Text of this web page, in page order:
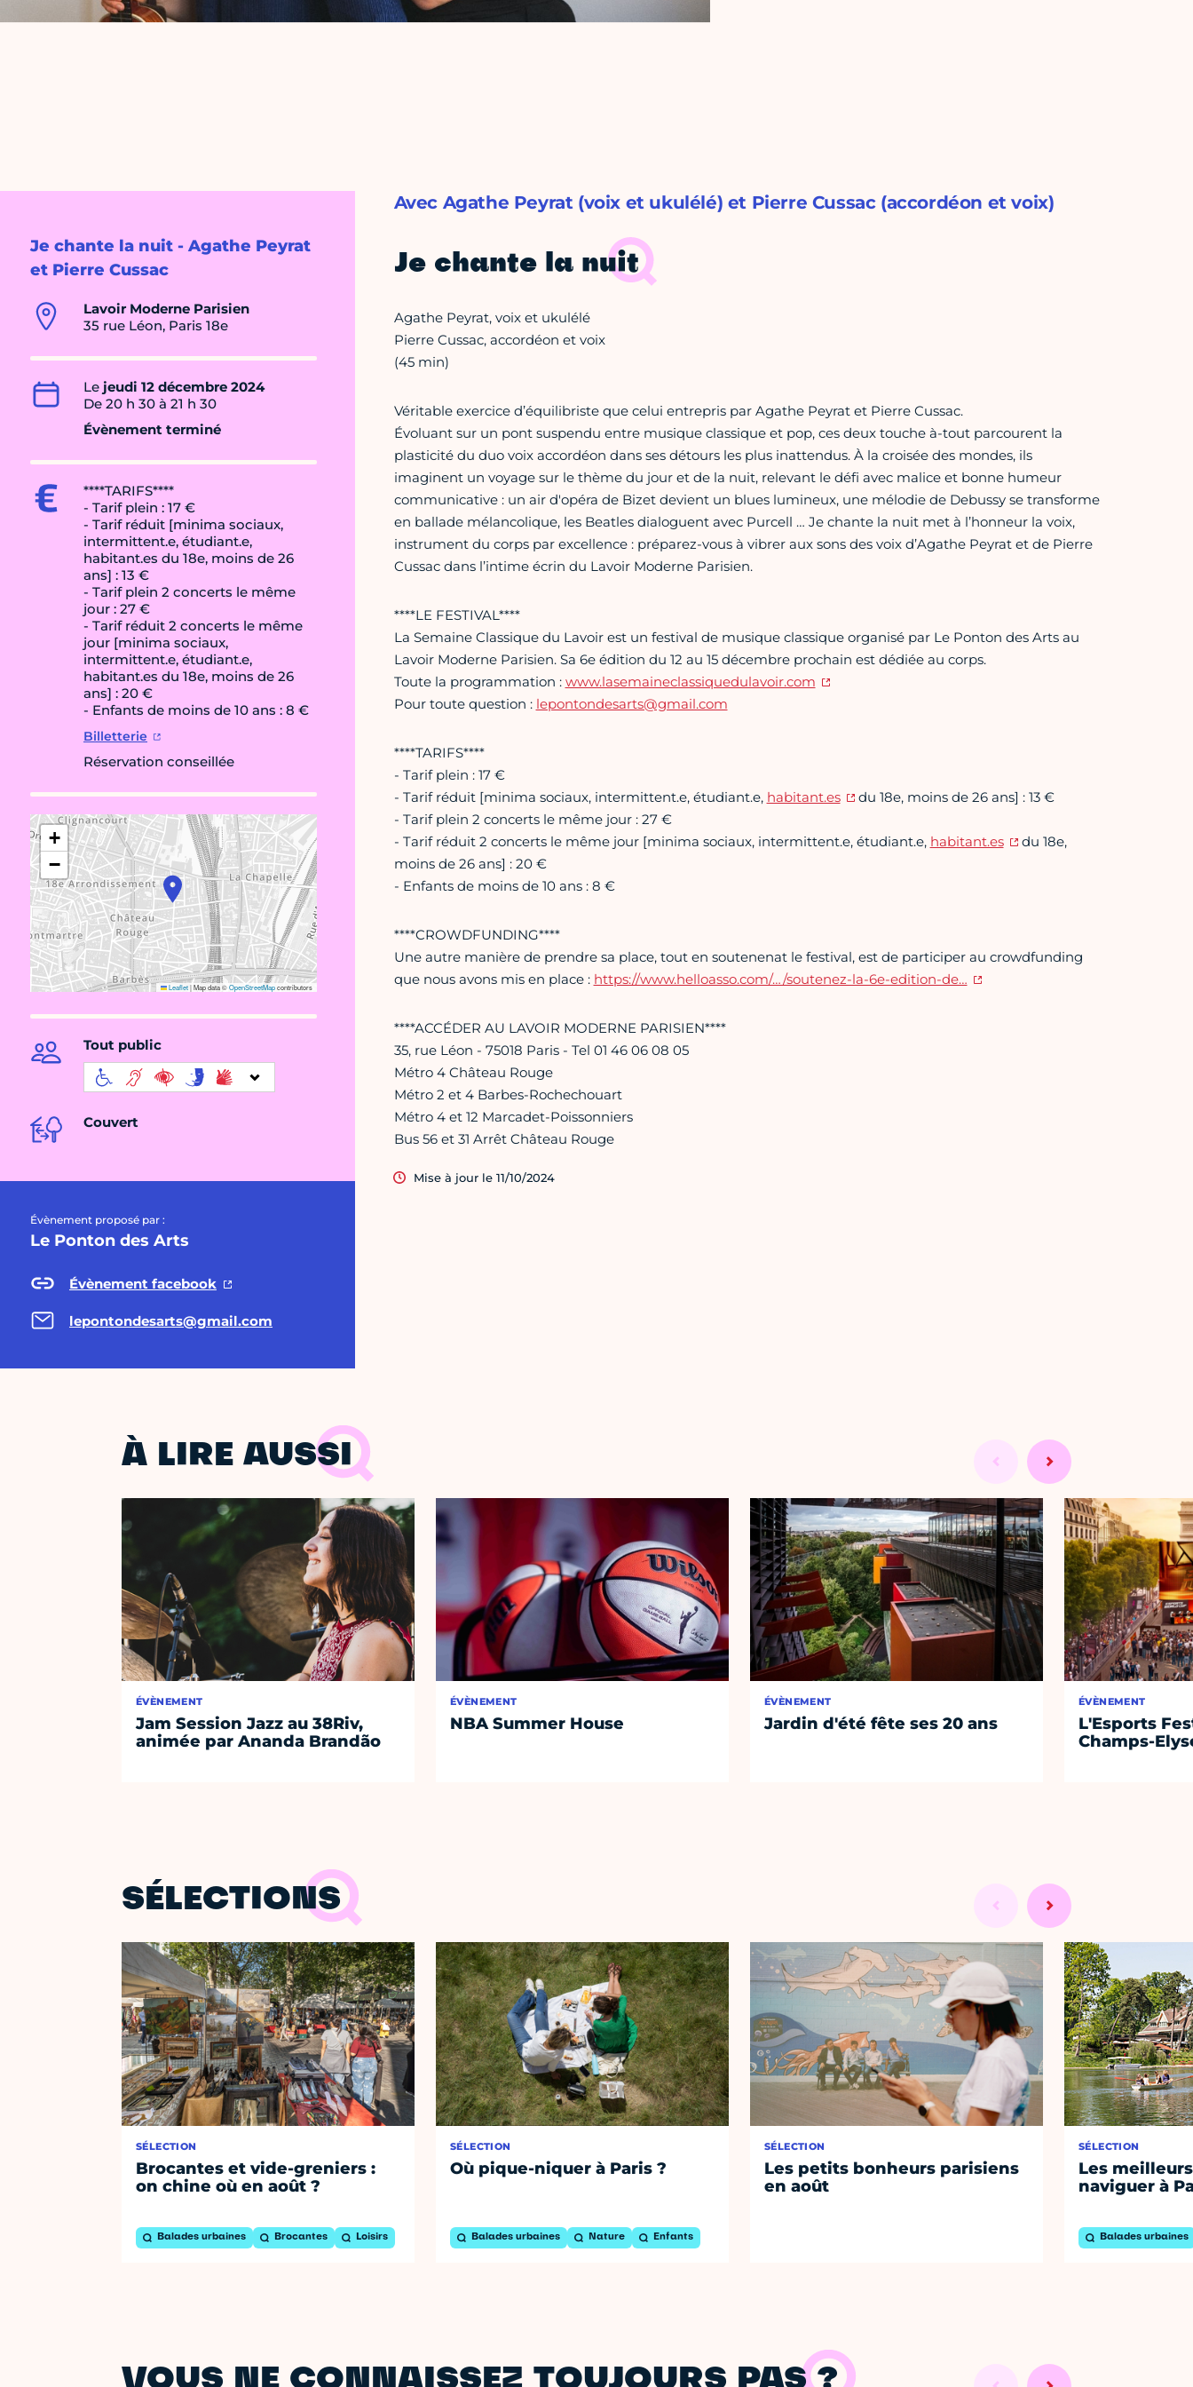
Je chante la nuit - Agathe Peyrat
et Pierre Cussac
Lavoir Moderne Parisien
35 rue Léon, Paris 18e
Le jeudi 12 décembre 2024
De 20 h 30 à 21 h 30
Évènement terminé
****TARIFS****
- Tarif plein : 17 €
- Tarif réduit [minima sociaux,
intermittent.e, étudiant.e,
habitant.es du 18e, moins de 26
ans] : 13 €
- Tarif plein 2 concerts le même
jour : 27 €
- Tarif réduit 2 concerts le même
jour [minima sociaux,
intermittent.e, étudiant.e,
habitant.es du 18e, moins de 26
ans] : 20 €
- Enfants de moins de 10 ans : 8 €
Billetterie
Réservation conseillée
+
−
Leaflet|Map data ©OpenStreetMapcontributors
Tout public
Couvert
Évènement proposé par :
Le Ponton des Arts
Évènement facebook
lepontondesarts@gmail.com
Avec Agathe Peyrat (voix et ukulélé) et Pierre Cussac (accordéon et voix)
Je chante la nuit
Agathe Peyrat, voix et ukulélé
Pierre Cussac, accordéon et voix
(45 min)
Véritable exercice d’équilibriste que celui entrepris par Agathe Peyrat et Pierre Cussac.
Évoluant sur un pont suspendu entre musique classique et pop, ces deux touche à-tout parcourent la
plasticité du duo voix accordéon dans ses détours les plus inattendus. À la croisée des mondes, ils
imaginent un voyage sur le thème du jour et de la nuit, relevant le défi avec malice et bonne humeur
communicative : un air d'opéra de Bizet devient un blues lumineux, une mélodie de Debussy se transforme
en ballade mélancolique, les Beatles dialoguent avec Purcell … Je chante la nuit met à l’honneur la voix,
instrument du corps par excellence : préparez-vous à vibrer aux sons des voix d’Agathe Peyrat et de Pierre
Cussac dans l’intime écrin du Lavoir Moderne Parisien.
****LE FESTIVAL****
La Semaine Classique du Lavoir est un festival de musique classique organisé par Le Ponton des Arts au
Lavoir Moderne Parisien. Sa 6e édition du 12 au 15 décembre prochain est dédiée au corps.
Toute la programmation : www.lasemaineclassiquedulavoir.com
Pour toute question : lepontondesarts@gmail.com
****TARIFS****
- Tarif plein : 17 €
- Tarif réduit [minima sociaux, intermittent.e, étudiant.e, habitant.es
du 18e, moins de 26 ans] : 13 €
- Tarif plein 2 concerts le même jour : 27 €
- Tarif réduit 2 concerts le même jour [minima sociaux, intermittent.e, étudiant.e, habitant.es
du 18e,
moins de 26 ans] : 20 €
- Enfants de moins de 10 ans : 8 €
****CROWDFUNDING****
Une autre manière de prendre sa place, tout en soutenenat le festival, est de participer au crowdfunding
que nous avons mis en place : https://www.helloasso.com/…/soutenez-la-6e-edition-de…
****ACCÉDER AU LAVOIR MODERNE PARISIEN****
35, rue Léon - 75018 Paris - Tel 01 46 06 08 05
Métro 4 Château Rouge
Métro 2 et 4 Barbes-Rochechouart
Métro 4 et 12 Marcadet-Poissonniers
Bus 56 et 31 Arrêt Château Rouge
Mise à jour le 11/10/2024
À LIRE AUSSI
ÉVÈNEMENT
Jam Session Jazz au 38Riv,
animée par Ananda Brandão
ÉVÈNEMENT
NBA Summer House
ÉVÈNEMENT
Jardin d'été fête ses 20 ans
ÉVÈNEMENT
L'Esports
Champs-
SÉLECTIONS
SÉLECTION
Brocantes et vide-greniers :
on chine où en août ?
Balades urbaines Brocantes Loisirs
SÉLECTION
Où pique-niquer à Paris ?
Balades urbaines Nature Enfants
SÉLECTION
Les petits bonheurs parisiens
en août
SÉLECTION
Les
naviguer à
Balades urbaines